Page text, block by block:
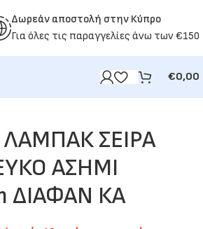
Δωρεάν αποστολή στην Κύπρο
Για όλες τις παραγγελίες άνω των €150
€0,00
ΛΑΜΠΑΚ ΣΕΙΡΑ
ΑΣΗΜΙ
ΔΙΑΦΑΝ ΚΑ